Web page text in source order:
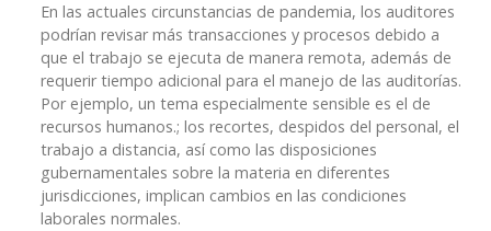
En las actuales circunstancias de pandemia, los auditores
podrían revisar más transacciones y procesos debido a
que el trabajo se ejecuta de manera remota, además de
requerir tiempo adicional para el manejo de las auditorías.
Por ejemplo, un tema especialmente sensible es el de
recursos humanos.; los recortes, despidos del personal, el
trabajo a distancia, así como las disposiciones
gubernamentales sobre la materia en diferentes
jurisdicciones, implican cambios en las condiciones
laborales normales.